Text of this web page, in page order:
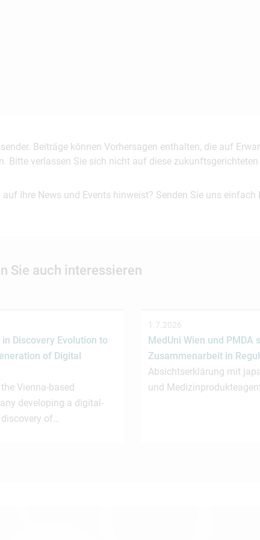
Beiträge können Vorhersagen enthalten, die auf
Bitte verlassen Sie sich nicht auf diese
Ihre News und Events hinweist? Senden Sie uns einfach
Sie auch interessieren
Discovery Evolution to
of Digital
Vienna-based
developing a digital-
of…
1.7.2026
MedUni Wien und PMDA
Zusammenarbeit in
Absichtserklärung mit
und